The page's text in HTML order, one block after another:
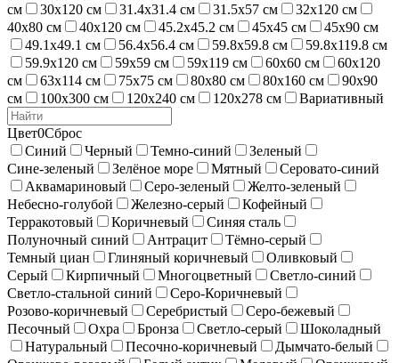
см
30х120 см 31.4х31.4 см 31.5х57 см
32х120 см
40х80 см
40х120 см 45.2х45.2 см 45х45 см
45х90 см
49.1х49.1 см
56.4х56.4 см 59.8х59.8 см
59.8х119.8 см
59.9х120 см
59х59 см 59х119 см 60х60 см
60х120
см
63х114 см 75х75 см 80х80 см 80х160 см
90х90
см
100х300 см 120х240 см 120х278 см Вариативный
Цвет0Сброс
Синий
Черный Темно-синий
Зеленый
Сине-зеленый
Зелёное море Мятный
Серовато-синий
Аквамариновый
Серо-зеленый
Желто-зеленый
Небесно-голубой
Железно-серый
Кофейный
Терракотовый
Коричневый
Синяя сталь
Полуночный синий
Антрацит
Тёмно-серый
Темный циан
Глиняный коричневый
Оливковый
Серый
Кирпичный Многоцветный
Светло-синий
Светло-стальной синий
Серо-Коричневый
Розово-коричневый
Серебристый
Серо-бежевый
Песочный
Охра Бронза Светло-серый
Шоколадный
Натуральный
Песочно-коричневый
Дымчато-белый